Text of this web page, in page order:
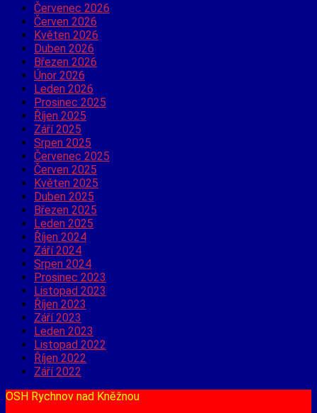
Červenec 2026
Červen 2026
Květen 2026
Duben 2026
Březen 2026
Únor 2026
Leden 2026
Prosinec 2025
Říjen 2025
Září 2025
Srpen 2025
Červenec 2025
Červen 2025
Květen 2025
Duben 2025
Březen 2025
Leden 2025
Říjen 2024
Září 2024
Srpen 2024
Prosinec 2023
Listopad 2023
Říjen 2023
Září 2023
Leden 2023
Listopad 2022
Říjen 2022
Září 2022
OSH Rychnov nad Kněžnou